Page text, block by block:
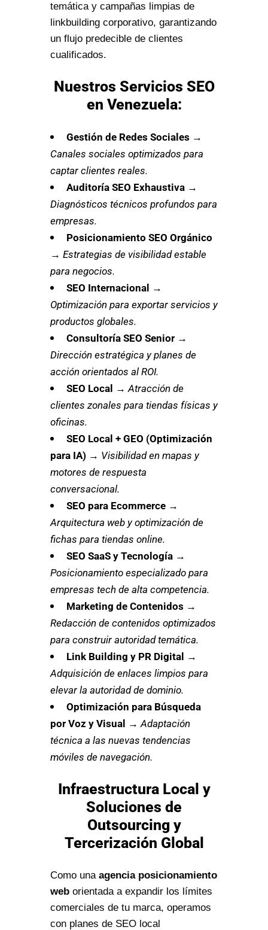
temática y campañas limpias de
linkbuilding corporativo, garantizando
un flujo predecible de clientes
cualificados.
Nuestros Servicios SEO
en Venezuela:
Gestión de Redes Sociales →
Canales sociales optimizados para
captar clientes reales.
Auditoría SEO Exhaustiva →
Diagnósticos técnicos profundos para
empresas.
Posicionamiento SEO Orgánico
→ Estrategias de visibilidad estable
para negocios.
SEO Internacional →
Optimización para exportar servicios y
productos globales.
Consultoría SEO Senior →
Dirección estratégica y planes de
acción orientados al ROI.
SEO Local →Atracción de
clientes zonales para tiendas físicas y
oficinas.
SEO Local + GEO (Optimización
para IA) → Visibilidad en mapas y
motores de respuesta
conversacional.
SEO para Ecommerce →
Arquitectura web y optimización de
fichas para tiendas online.
SEO SaaS y Tecnología →
Posicionamiento especializado para
empresas tech de alta competencia.
Marketing de Contenidos →
Redacción de contenidos optimizados
para construir autoridad temática.
Link Building y PR Digital →
Adquisición de enlaces limpios para
elevar la autoridad de dominio.
Optimización para Búsqueda
por Voz y Visual →Adaptación
técnica a las nuevas tendencias
móviles de navegación.
Infraestructura Local y
Soluciones de
Outsourcing y
Tercerización Global
Como una agencia posicionamiento
web orientada a expandir los límites
comerciales de tu marca, operamos
con planes de SEO local